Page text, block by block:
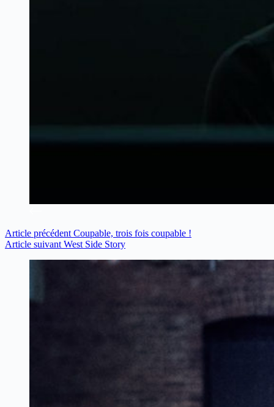
Article précédent Coupable, trois fois coupable !
Article suivant West Side Story